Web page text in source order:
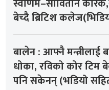
बेच्दै ब्रिटिश
बालेन : आफ्नै मन्त्रीलाई
धोका, रविको कोर टिम
पनि सकेनन् (भडियो